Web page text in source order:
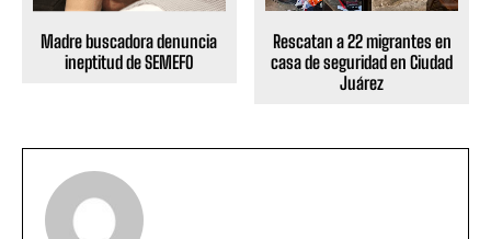
Madre buscadora denuncia
ineptitud de SEMEFO
Rescatan a 22 migrantes en
casa de seguridad en Ciudad
Juárez